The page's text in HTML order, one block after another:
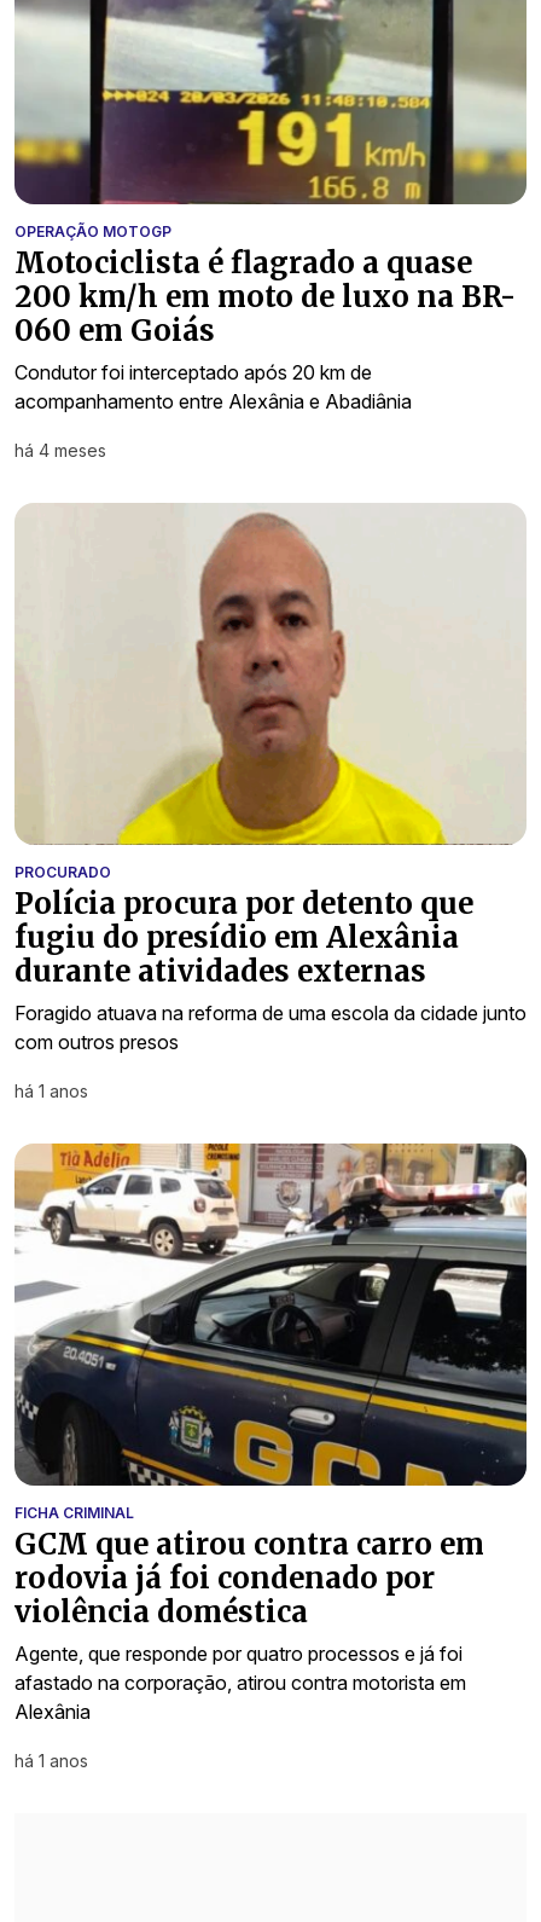
OPERAÇÃO MOTOGP
Motociclista é flagrado a quase
200 km/h em moto de luxo na BR-
060 em Goiás
Condutor foi interceptado após 20 km de
acompanhamento entre Alexânia e Abadiânia
há 4 meses
PROCURADO
Polícia procura por detento que
fugiu do presídio em Alexânia
durante atividades externas
Foragido atuava na reforma de uma escola da cidade junto
com outros presos
há 1 anos
FICHA CRIMINAL
GCM que atirou contra carro em
rodovia já foi condenado por
violência doméstica
Agente, que responde por quatro processos e já foi
afastado na corporação, atirou contra motorista em
Alexânia
há 1 anos